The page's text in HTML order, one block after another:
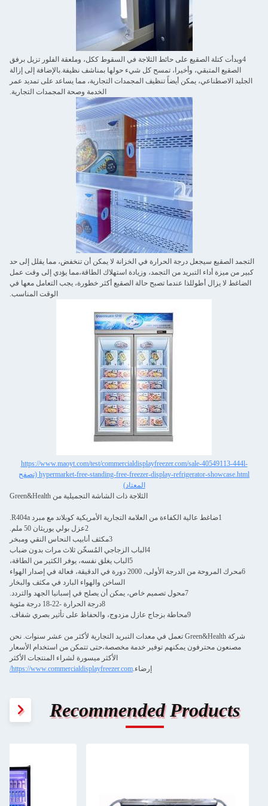
4وبدأت كتلة الصقيع على حائط الثلاجة في السقوط ككل، وملعقة الفلور تزيل برفق
الصقيع المتبقي، وأخيرا، تمسح كل شيء حولها بمناشف نظيفة.بالإضافة إلى إزالة
الجليد الاصطناعي، يمكن أيضاً تنظيف المجمدات التجارية، مما يساعد على تمديد عمر
الخدمة وصحة المجمدات التجارية.
التجمد الصقيع سيجعل درجة الحرارة في الخزانة لا يمكن أن تنخفض، مما يقلل إلى حد
كبير من ميزة أداء التبريد من التجمد، وزيادة استهلاك الطاقة،مما يؤدي إلى وقت عمل
الضاغط لا يزال أطوللذا عندما تصبح حالة الصقيع أكثر خطورة، يجب التعامل معها في
الوقت المناسب.
https://www.maoyt.com/test/commercialdisplayfreezer.com/sale-40549113-444l-
hypermarket-free-standing-free-freezer-display-refrigerator-showcase.html (تصفح
المعتاد)
الثلاجة ذات الشاشة التجميلية من Green&Health
1ضاغط عالية الكفاءة من العلامة التجارية الأمريكية كوبلاند مع مبرد R404a.
2عزل بولي يوريثان 50 ملم.
3مكثف أنابيب النحاس النقي ومبخر
4الباب الزجاجي المُسخّن ثلاث مرات بدون ضباب
5الباب يغلق نفسه، يوفر الكثير من الطاقة،
6محرك المروحة من الدرجة الأولى، 2000 دورة في الدقيقة، فعالة في إصدار الهواء
الساخن والهواء البارد في مكثف والبخار
7محول تصميم خاص، يمكن أن يصلح في إسبانيا الجهد والتردد.
8درجة الحرارة -22-18 درجة مئوية
9محاطة بزجاج عازل مزدوج، والحفاظ على تأثير بصري شفاف.
شركة Green&Health تعمل في معدات التبريد التجارية لأكثر من عشر سنوات. نحن
مصنعون محترفون يمكنهم توفير خدمة مخصصة،حتى تتمكن من استخدام الأسعار
الأكثر ميسورة لشراء المنتجات الأكثر
إرضاء.https://www.commercialdisplayfreezer.com/
Recommended Products